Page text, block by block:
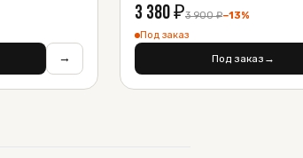
→
3 380₽3 900₽−13%
Под заказ
Под заказ →